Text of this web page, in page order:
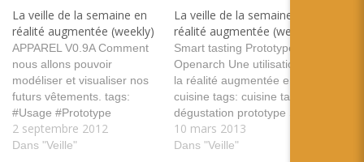
La veille de la semaine en
réalité augmentée (weekly)
APPAREL V0.9A Comment
nous allons pouvoir
modéliser et visualiser nos
futurs vêtements. tags:
#Usage #Prototype
#OpenCV #ofxCv
#ofxARToolkitPlus
2 septembre 2012
Dans "Veille"
La veille de la semaine en
réalité augmentée (weekly)
Smart tasting Prototype |
Openarch Une utilisation de
la réalité augmentée en
cuisine tags: cuisine table
dégustation prototype Steve
Mann: My “Augmediated”
Life - IEEE Spectrum 35 ans
10 mars 2013
Dans "Veille"